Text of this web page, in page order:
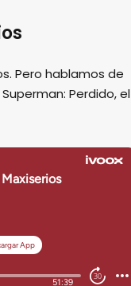
Pero hablamos de
Perdido, el